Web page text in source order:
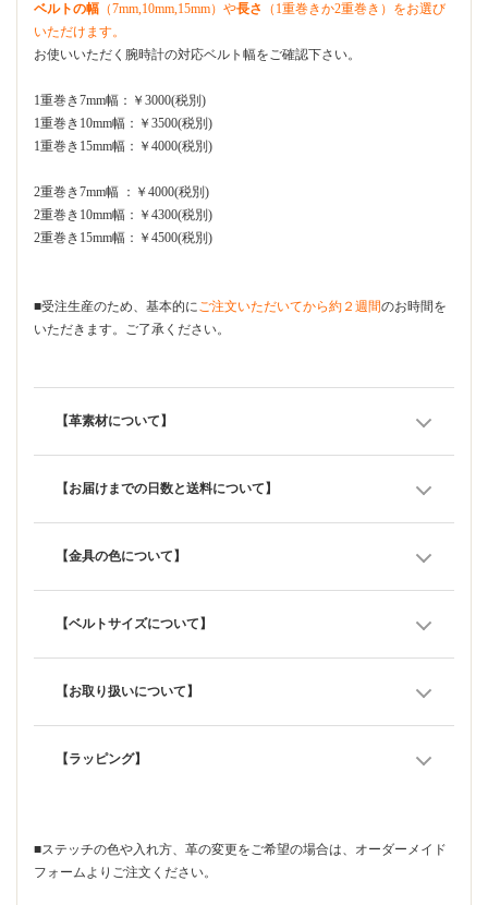
ベルトの幅 （7mm,10mm,15mm）や長さ
（1重巻きか2重巻き）をお選び
いただけます。
お使いいただく腕時計の対応ベルト幅をご確認下さい。
1重巻き7mm幅：￥3000(税別)
1重巻き10mm幅：￥3500(税別)
1重巻き15mm幅：￥4000(税別)
2重巻き7mm幅 ：￥4000(税別)
2重巻き10mm幅：￥4300(税別)
2重巻き15mm幅：￥4500(税別)
■受注生産のため、基本的にご注文いただいてから約２週間のお時間を
いただきます。ご了承ください。
【革素材について】
【お届けまでの日数と送料について】
【金具の色について】
【ベルトサイズについて】
【お取り扱いについて】
【ラッピング】
■ステッチの色や入れ方、革の変更をご希望の場合は、 オーダーメイド
フォームよりご注文ください。